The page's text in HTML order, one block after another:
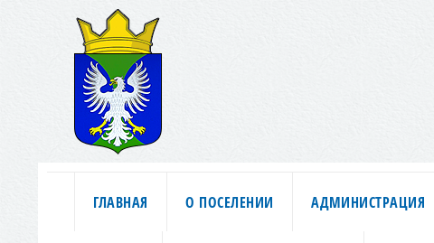
ГЛАВНАЯ О ПОСЕЛЕНИИ АДМИНИСТРАЦИЯ